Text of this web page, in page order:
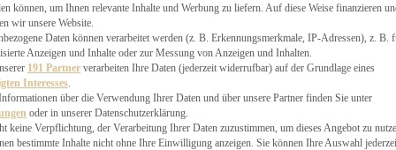
CHUTNEYS
können, um Ihnen relevante Inhalte und Werbung zu liefern. Auf diese Weise finanzieren
wir unsere Website.
Daten können verarbeitet werden (z. B. Erkennungsmerkmale, IP-Adressen), z. B.
Anzeigen und Inhalte oder zur Messung von Anzeigen und Inhalten.
191 Partner verarbeiten Ihre Daten (jederzeit widerrufbar) auf der Grundlage eines
Interesses
über die Verwendung Ihrer Daten und über unsere Partner finden Sie unter
oder in unserer Datenschutzerklärung.
keine Verpflichtung, der Verarbeitung Ihrer Daten zuzustimmen, um dieses Angebot zu
bestimmte Inhalte nicht ohne Ihre Einwilligung anzeigen. Sie können Ihre Auswahl